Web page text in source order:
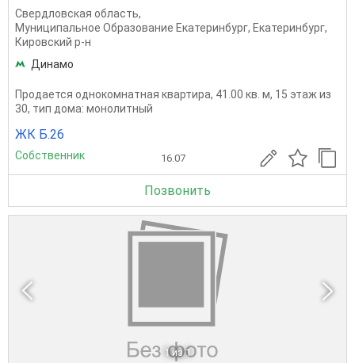
Свердловская область,
Муниципальное Образование Екатеринбург, Екатеринбург,
Кировский р-н
Динамо
Продается однокомнатная квартира, 41.00 кв. м, 15 этаж из
30, тип дома: монолитный
ЖК Б.26
Собственник 16.07
Позвонить
1 из 1